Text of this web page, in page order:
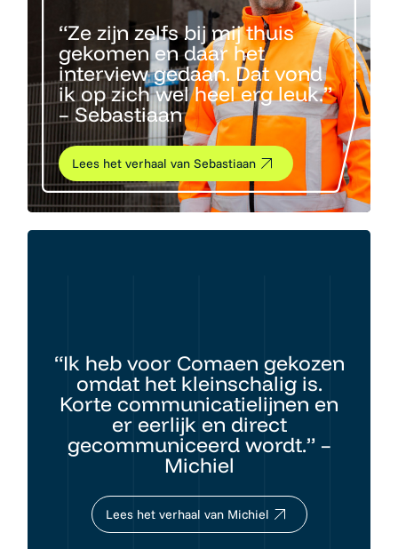
“Ze zijn zelfs bij mij thuis
gekomen en daar het
interview gedaan. Dat vond
ik op zich wel heel erg leuk.”
– Sebastiaan
Lees het verhaal van Sebastiaan
“Ik heb voor Comaen gekozen
omdat het kleinschalig is.
Korte communicatielijnen en
er eerlijk en direct
gecommuniceerd wordt.” –
Michiel
Lees het verhaal van Michiel